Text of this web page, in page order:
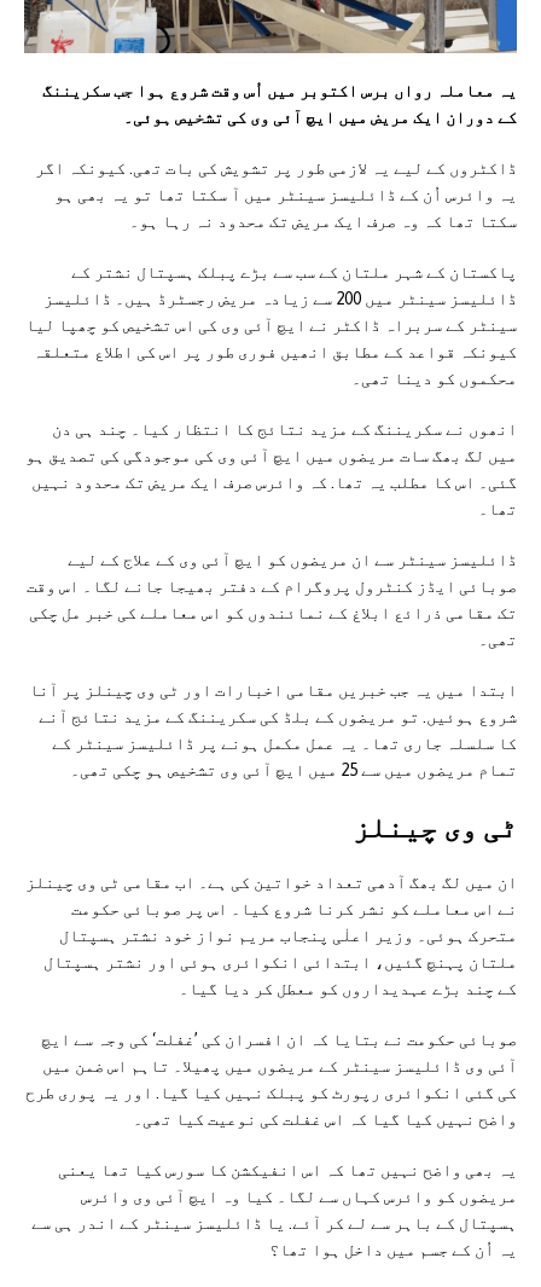
یہ معاملہ رواں برس اکتوبر میں اُس وقت شروع ہوا جب سکریننگ
کے دوران ایک مریض میں ایچ آئی وی کی تشخیص ہوئی۔
ڈاکٹروں کے لیے یہ لازمی طور پر تشویش کی بات تھی. کیونکہ اگر
یہ وائرس اُن کے ڈائلیسز سینٹر میں آ سکتا تھا تو یہ بھی ہو
سکتا تھا کہ وہ صرف ایک مریض تک محدود نہ رہا ہو۔
پاکستان کے شہر ملتان کے سب سے بڑے پبلک ہسپتال نشتر کے
ڈائلیسز سینٹر میں 200 سے زیادہ مریض رجسٹرڈ ہیں۔ ڈائلیسز
سینٹر کے سربراہ ڈاکٹر نے ایچ آئی وی کی اس تشخیص کو چھپا لیا
کیونکہ قواعد کے مطابق انھیں فوری طور پر اس کی اطلاع متعلقہ
محکموں کو دینا تھی۔
انھوں نے سکریننگ کے مزید نتائج کا انتظار کیا۔ چند ہی دن
میں لگ بھگ سات مریضوں میں ایچ آئی وی کی موجودگی کی تصدیق ہو
گئی۔ اس کا مطلب یہ تھا. کہ وائرس صرف ایک مریض تک محدود نہیں
تھا۔
ڈائلیسز سینٹر سے ان مریضوں کو ایچ آئی وی کے علاج کے لیے
صوبائی ایڈز کنٹرول پروگرام کے دفتر بھیجا جانے لگا۔ اس وقت
تک مقامی ذرائع ابلاغ کے نمائندوں کو اس معاملے کی خبر مل چکی
تھی۔
ابتدا میں یہ جب خبریں مقامی اخبارات اور ٹی وی چینلز پر آنا
شروع ہوئیں. تو مریضوں کے بلڈ کی سکریننگ کے مزید نتائج آنے
کا سلسلہ جاری تھا۔ یہ عمل مکمل ہونے پر ڈائلیسز سینٹر کے
تمام مریضوں میں سے 25 میں ایچ آئی وی تشخیص ہو چکی تھی۔
ٹی وی چینلز
ان میں لگ بھگ آدھی تعداد خواتین کی ہے۔ اب مقامی ٹی وی چینلز
نے اس معاملے کو نشر کرنا شروع کیا۔ اس پر صوبائی حکومت
متحرک ہوئی۔ وزیر اعلٰی پنجاب مریم نواز خود نشتر ہسپتال
ملتان پہنچ گئیں، ابتدائی انکوائری ہوئی اور نشتر ہسپتال
کے چند بڑے عہدیداروں کو معطل کر دیا گیا۔
صوبائی حکومت نے بتایا کہ ان افسران کی ’غفلت‘ کی وجہ سے ایچ
آئی وی ڈائلیسز سینٹر کے مریضوں میں پھیلا۔ تاہم اس ضمن میں
کی گئی انکوائری رپورٹ کو پبلک نہیں کیا گیا. اور یہ پوری طرح
واضح نہیں کیا گیا کہ اس غفلت کی نوعیت کیا تھی۔
یہ بھی واضح نہیں تھا کہ اس انفیکشن کا سورس کیا تھا یعنی
مریضوں کو وائرس کہاں سے لگا۔ کیا وہ ایچ آئی وی وائرس
ہسپتال کے باہر سے لے کر آئے. یا ڈائلیسز سینٹر کے اندر ہی سے
یہ اُن کے جسم میں داخل ہوا تھا؟